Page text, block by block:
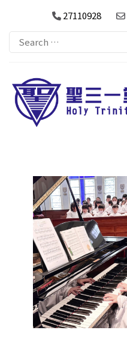
27110928
Search
for: